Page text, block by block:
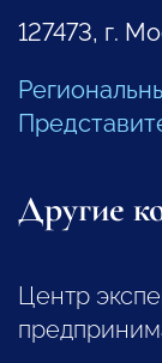
127473, г.
Другие
Центр